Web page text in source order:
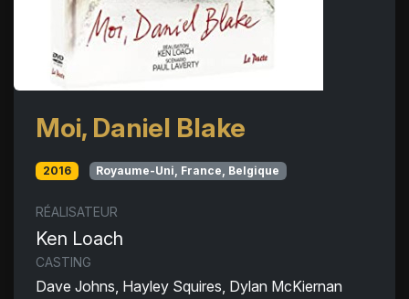
Moi, Daniel Blake
2016 Royaume-Uni, France, Belgique
RÉALISATEUR
Ken Loach
CASTING
Dave Johns, Hayley Squires, Dylan McKiernan